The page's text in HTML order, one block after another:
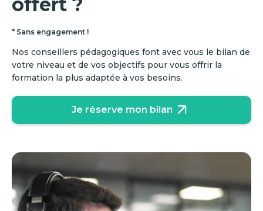
* Sans engagement !
Nos conseillers pédagogiques font avec vous le bilan de
votre niveau et de vos objectifs pour vous offrir la
formation la plus adaptée à vos besoins.
Je réserve mon bilan